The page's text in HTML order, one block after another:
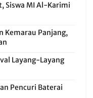
Siswa MI Al-Karimi
Kemarau Panjang,
Layang-Layang
Pencuri Baterai